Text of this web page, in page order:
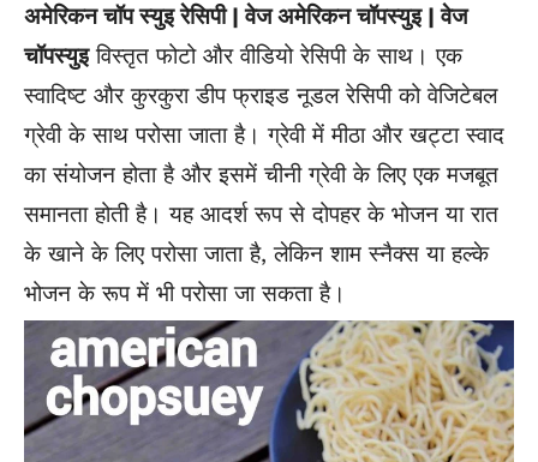
अमेरिकन चॉप स्युइ रेसिपी | वेज अमेरिकन चॉपस्युइ | वेज
चॉपस्युइविस्तृत फोटो और वीडियो रेसिपी के साथ। एक
स्वादिष्ट और कुरकुरा डीप फ्राइड नूडल रेसिपी को वेजिटेबल
ग्रेवी के साथ परोसा जाता है। ग्रेवी में मीठा और खट्टा स्वाद
का संयोजन होता है और इसमें चीनी ग्रेवी के लिए एक मजबूत
समानता होती है। यह आदर्श रूप से दोपहर के भोजन या रात
के खाने के लिए परोसा जाता है, लेकिन शाम स्नैक्स या हल्के
भोजन के रूप में भी परोसा जा सकता है।